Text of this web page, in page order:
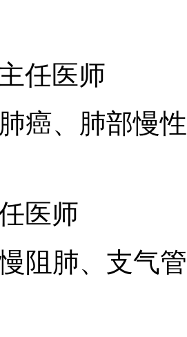
任医师
癌、肺部慢
医师
阻肺、支气